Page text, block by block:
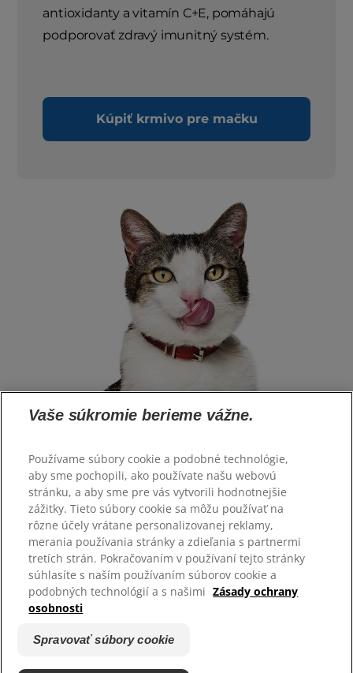
antioxidanty a vitamín C+E, pomáhajú
podporovať zdravý imunitný systém.
Kúpiť krmivo pre mačku
Vyberte jazyk
Zdroje
Kontaktujte nás
Mapa stránok
Naše stránky
Vaše súkromie berieme vážne.
Používame súbory cookie a podobné technológie,
aby sme pochopili, ako používate našu webovú
stránku, a aby sme pre vás vytvorili hodnotnejšie
zážitky. Tieto súbory cookie sa môžu používať na
rôzne účely vrátane personalizovanej reklamy,
merania používania stránky a zdieľania s partnermi
tretích strán. Pokračovaním v používaní tejto stránky
súhlasíte s naším používaním súborov cookie a
podobných technológií a s našimi Zásady ochrany
osobnosti
Spravovať súbory cookie